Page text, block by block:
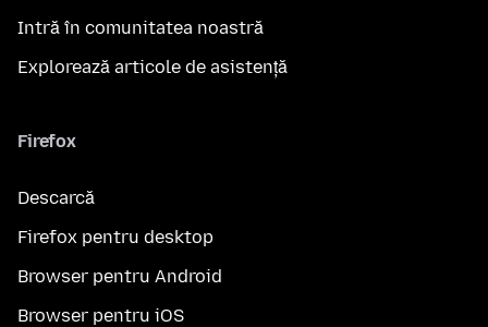
Intră în comunitatea noastră
Explorează articole de asistență
Firefox
Descarcă
Firefox pentru desktop
Browser pentru Android
Browser pentru iOS